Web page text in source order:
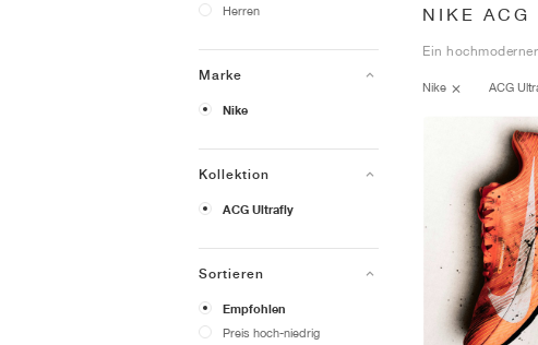
Herren
Marke
Nike
Kollektion
ACG Ultrafly
Sortieren
Empfohlen
Preis hoch-niedrig
NIKE ACG
Ein
Nike ACG